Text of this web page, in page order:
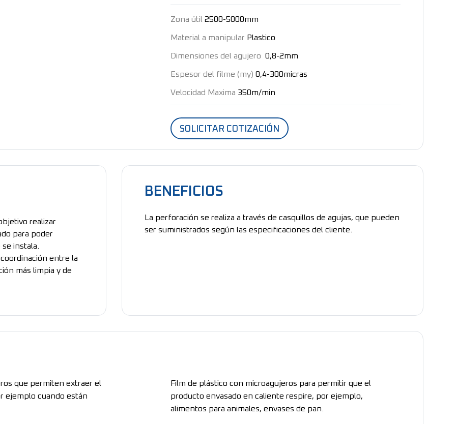
Zona útil 2500-5000mm
Material a manipular Plastico
Dimensiones del agujero 0,8-2mm
Espesor del filme (my) 0,4-300micras
Velocidad Maxima 350m/min
SOLICITAR COTIZACIÓN
realizar
para poder
instala.
entre la
más limpia y de
BENEFICIOS
La perforación se realiza a través de casquillos de agujas, que pueden
ser suministrados según las especificaciones del cliente.
que permiten extraer el
ejemplo cuando están
Film de plástico con microagujeros para permitir que el
producto envasado en caliente respire, por ejemplo,
alimentos para animales, envases de pan.